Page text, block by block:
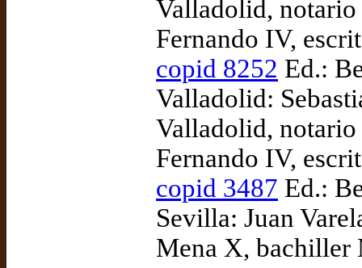
Valladolid,
Fernando IV,
copid 8252 Ed.:
Valladolid:
Valladolid,
Fernando IV,
copid 3487 Ed.:
Sevilla: Juan
Mena X, bachiller